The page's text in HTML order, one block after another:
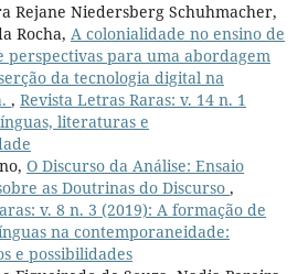
Rejane Niedersberg Schuhmacher,
Rocha, A colonialidade no ensino de
perspectivas para uma abordagem
da tecnologia digital na
, Revista Letras Raras: v. 14 n. 1
literaturas e
O Discurso da Análise: Ensaio
as Doutrinas do Discurso ,
v. 8 n. 3 (2019): A formação de
na contemporaneidade:
e possibilidades